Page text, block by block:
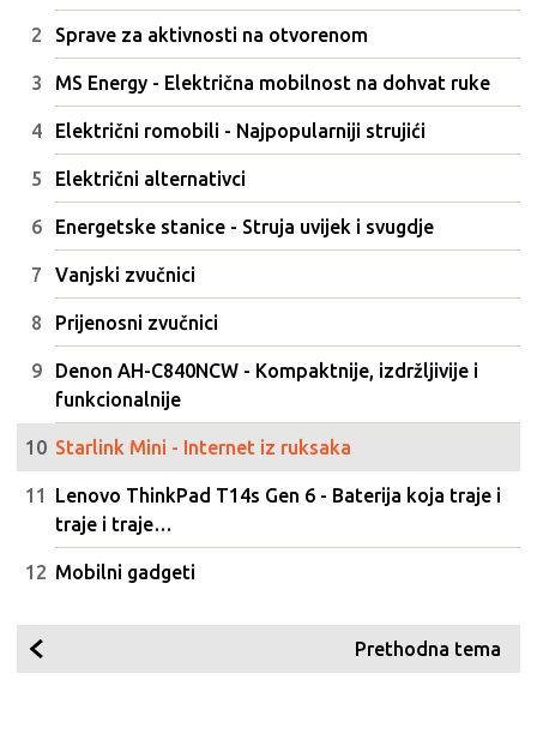
Sprave za aktivnosti na otvorenom
MS Energy - Električna mobilnost na dohvat ruke
Električni romobili - Najpopularniji strujići
Električni alternativci
Energetske stanice - Struja uvijek i svugdje
Vanjski zvučnici
Prijenosni zvučnici
Denon AH-C840NCW - Kompaktnije, izdržljivije i
funkcionalnije
Starlink Mini - Internet iz ruksaka
Lenovo ThinkPad T14s Gen 6 - Baterija koja traje i
traje i traje…
Mobilni gadgeti
Prethodna tema